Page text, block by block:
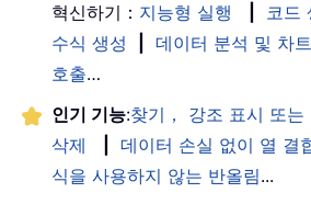
혁신하기： 지능형 실행 코드
수식 생성
데이터 분석 및 차
호출…
인기 기능:찾기， 강조 표시 또는
삭제
데이터 손실 없이 열 결
식을 사용하지 않는 반올림...